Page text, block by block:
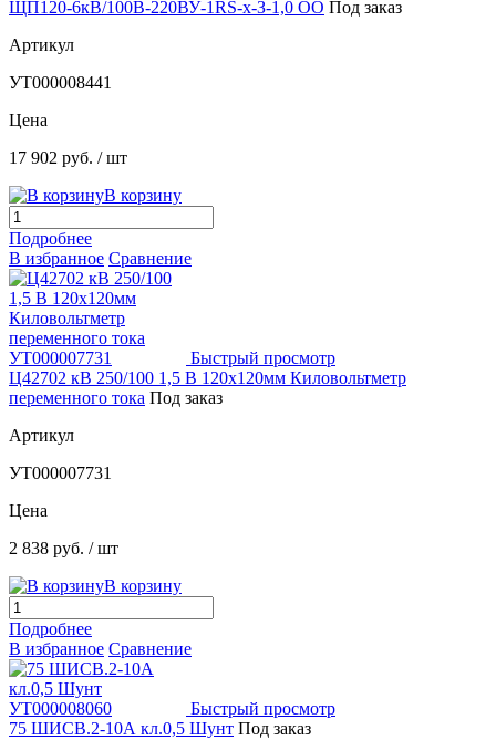
ЩП120-6кВ/100В-220ВУ-1RS-х-З-1,0 ОО Под заказ
Артикул
УТ000008441
Цена
17 902 руб. / шт
В корзину
Подробнее
В избранное Сравнение
Быстрый просмотр
Ц42702 кВ 250/100 1,5 В 120х120мм Киловольтметр
переменного тока Под заказ
Артикул
УТ000007731
Цена
2 838 руб. / шт
В корзину
Подробнее
В избранное Сравнение
Быстрый просмотр
75 ШИСВ.2-10А кл.0,5 Шунт Под заказ